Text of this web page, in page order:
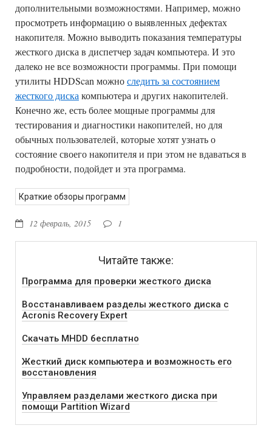
дополнительными возможностями. Например, можно
просмотреть информацию о выявленных дефектах
накопителя. Можно выводить показания температуры
жесткого диска в диспетчер задач компьютера. И это
далеко не все возможности программы. При помощи
утилиты HDDScan можноследить за состоянием
жесткого диска компьютера и других накопителей.
Конечно же, есть более мощные программы для
тестирования и диагностики накопителей, но для
обычных пользователей, которые хотят узнать о
состояние своего накопителя и при этом не вдаваться в
подробности, подойдет и эта программа.
Краткие обзоры программ
12 февраль, 2015 1
Читайте также:
Программа для проверки жесткого диска
Восстанавливаем разделы жесткого диска с
Acronis Recovery Expert
Cкачать MHDD бесплатно
Жесткий диск компьютера и возможность его
восстановления
Управляем разделами жесткого диска при
помощи Partition Wizard